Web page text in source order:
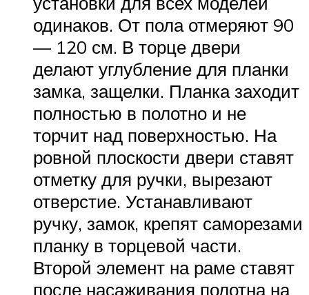
одинаков. От пола отмеряют 90
— 120 см. В торце двери
делают углубление для планки
замка, защелки. Планка заходит
полностью в полотно и не
торчит над поверхностью. На
ровной плоскости двери ставят
отметку для ручки, вырезают
отверстие. Устанавливают
ручку, замок, крепят саморезами
планку в торцевой части.
Второй элемент на раме ставят
после насаживания полотна на